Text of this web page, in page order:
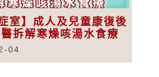
室】成人及兒童康復後
拆解寒燥咳湯水食療
04